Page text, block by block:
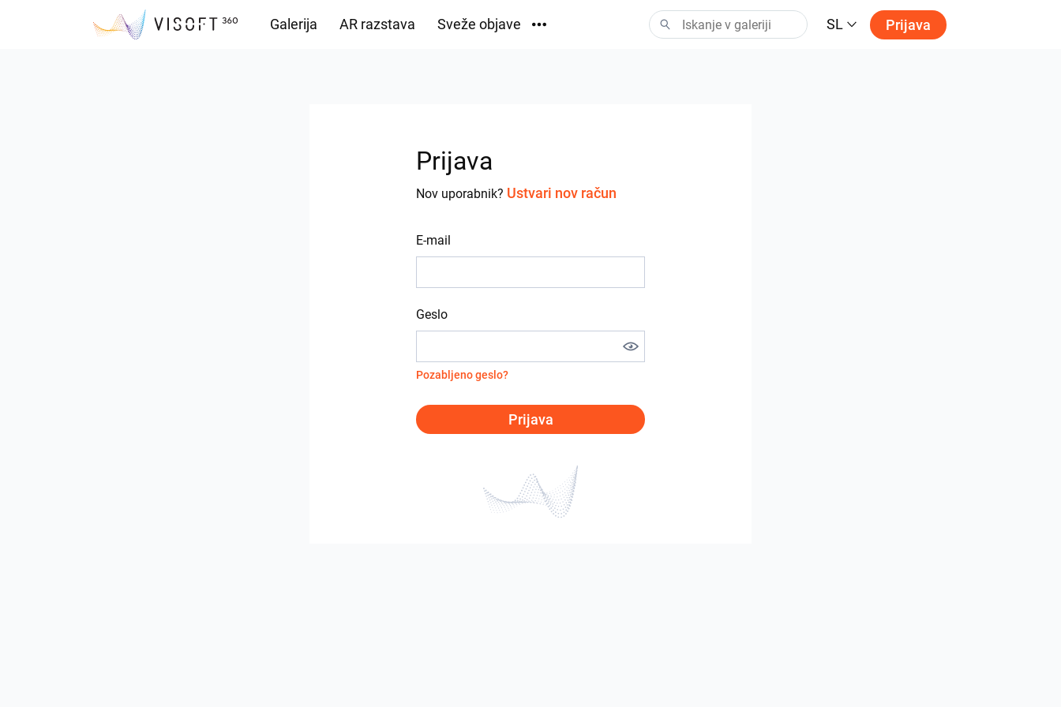
Galerija AR razstava Sveže objave SL Prijava
Prijava
Nov uporabnik? Ustvari nov račun
E-mail
Geslo
Pozabljeno geslo?
Prijava